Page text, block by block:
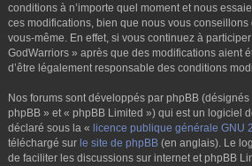
conditions à n’importe quel moment et nous
ces modifications, bien que nous vous
vous-même. En effet, si vous continuez à
GodWarriors » après que des modifications aient
d’être légalement responsable des conditions
Nos forums sont développés par phpBB
phpBB » et « phpBB Limited ») qui est un logiciel
déclaré sous la « licence publique générale GNU
téléchargé sur le site de phpBB (en anglais). Le
de faciliter les discussions sur internet et phpBB